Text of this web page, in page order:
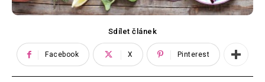
Sdílet článek
Facebook X Pinterest